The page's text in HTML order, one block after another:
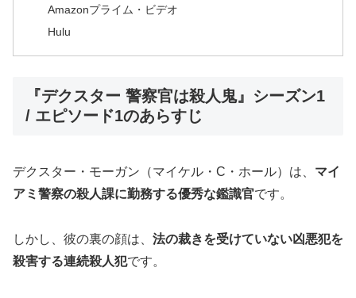
Amazonプライム・ビデオ
Hulu
『デクスター 警察官は殺人鬼』シーズン1
/ エピソード1のあらすじ
デクスター・モーガン（マイケル・C・ホール）は、 マイ
アミ警察の殺人課に勤務する優秀な鑑識官です。
しかし、彼の裏の顔は、 法の裁きを受けていない凶悪犯を
殺害する連続殺人犯です。